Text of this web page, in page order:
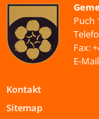
Puch
Fax:
E-
Kontakt
Sitemap